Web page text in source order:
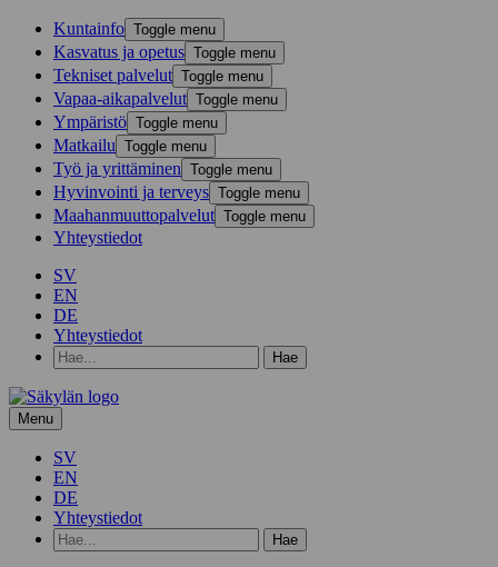
Kunta­info Toggle menu
Kasvatus ja opetus Toggle menu
Tekniset palvelut Toggle menu
Vapaa-aika­palvelut Toggle menu
Ympä­ristö Toggle menu
Mat­kailu Toggle menu
Työ ja yrittä­minen Toggle menu
Hyvinvointi ja terveys Toggle menu
Maahanmuuttopalvelut Toggle menu
Yhteystiedot
SV
EN
DE
Yhteystiedot
Hae
hakusanalla:
Menu
SV
EN
DE
Yhteystiedot
Hae
hakusanalla: